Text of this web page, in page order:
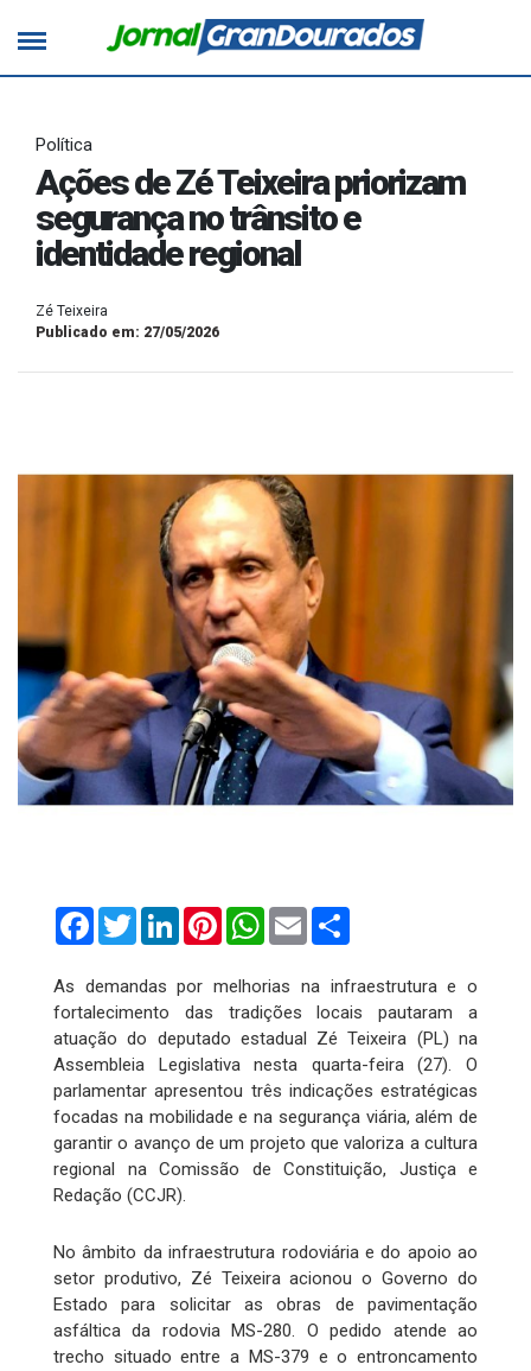
Política
Ações de Zé Teixeira priorizam
segurança no trânsito e
identidade regional
Zé Teixeira
Publicado em: 27/05/2026
FacebookTwitterLinkedInPinterestWhatsApp
Email
As demandas por melhorias na infraestrutura e o
fortalecimento das tradições locais pautaram a
atuação do deputado estadual Zé Teixeira (PL) na
Assembleia Legislativa nesta quarta-feira (27). O
parlamentar apresentou três indicações estratégicas
focadas na mobilidade e na segurança viária, além de
garantir o avanço de um projeto que valoriza a cultura
regional na Comissão de Constituição, Justiça e
Redação (CCJR).
No âmbito da infraestrutura rodoviária e do apoio ao
setor produtivo, Zé Teixeira acionou o Governo do
Estado para solicitar as obras de pavimentação
asfáltica da rodovia MS-280. O pedido atende ao
trecho situado entre a MS-379 e o entroncamento